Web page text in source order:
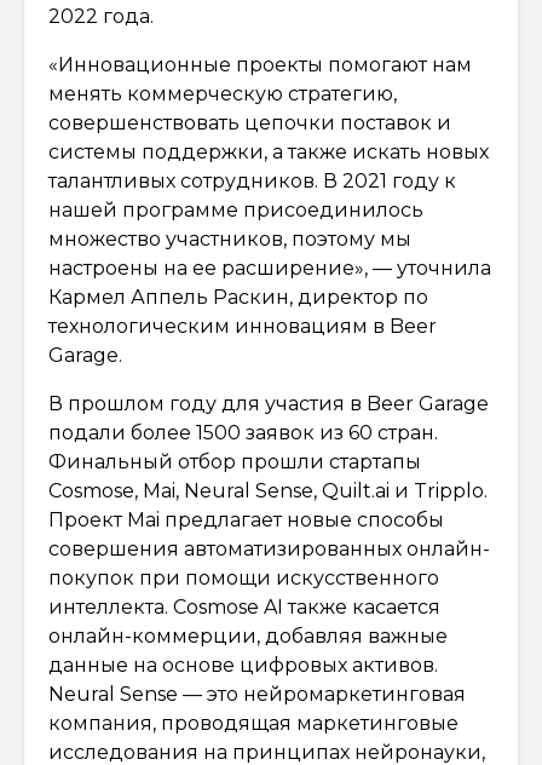
2022 года.
«Инновационные проекты помогают нам
менять коммерческую стратегию,
совершенствовать цепочки поставок и
системы поддержки, а также искать новых
талантливых сотрудников. В 2021 году к
нашей программе присоединилось
множество участников, поэтому мы
настроены на ее расширение», — уточнила
Кармел Аппель Раскин, директор по
технологическим инновациям в Beer
Garage.
В прошлом году для участия в Beer Garage
подали более 1500 заявок из 60 стран.
Финальный отбор прошли стартапы
Cosmose, Mai, Neural Sense, Quilt.ai и Tripplo.
Проект Mai предлагает новые способы
совершения автоматизированных онлайн-
покупок при помощи искусственного
интеллекта. Cosmose AI также касается
онлайн-коммерции, добавляя важные
данные на основе цифровых активов.
Neural Sense — это нейромаркетинговая
компания, проводящая маркетинговые
исследования на принципах нейронауки,